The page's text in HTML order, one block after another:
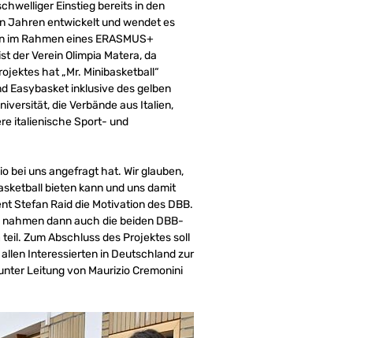
Einstieg bereits in den
Jahren entwickelt und wendet es
Rahmen eines ERASMUS+
der Verein Olimpia Matera, da
hat „Mr. Minibasketball“
Easybasket inklusive des gelben
die Verbände aus Italien,
italienische Sport- und
bei uns angefragt hat. Wir glauben,
bieten kann und uns damit
Stefan Raid die Motivation des DBB.
dann auch die beiden DBB-
Zum Abschluss des Projektes soll
Interessierten in Deutschland zur
Leitung von Maurizio Cremonini